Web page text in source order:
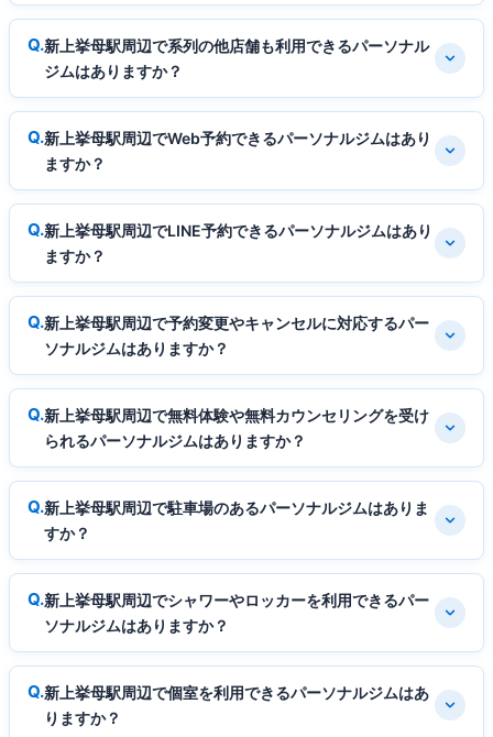
新上挙母駅周辺で系列の他店舗も利用できるパーソナル
ジムはありますか？
新上挙母駅周辺でWeb予約できるパーソナルジムはあり
ますか？
新上挙母駅周辺でLINE予約できるパーソナルジムはあり
ますか？
新上挙母駅周辺で予約変更やキャンセルに対応するパー
ソナルジムはありますか？
新上挙母駅周辺で無料体験や無料カウンセリングを受け
られるパーソナルジムはありますか？
新上挙母駅周辺で駐車場のあるパーソナルジムはありま
すか？
新上挙母駅周辺でシャワーやロッカーを利用できるパー
ソナルジムはありますか？
新上挙母駅周辺で個室を利用できるパーソナルジムはあ
りますか？